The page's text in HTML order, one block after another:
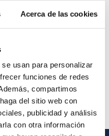
Acerca de las cookies
usan para personalizar
funciones de redes
compartimos
del sitio web con
publicidad y análisis
con otra información